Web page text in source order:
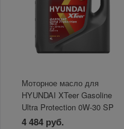
Моторное масло для
HYUNDAI XTeer Gasoline
Ultra Protection 0W-30 SP
4л
4 484 руб.